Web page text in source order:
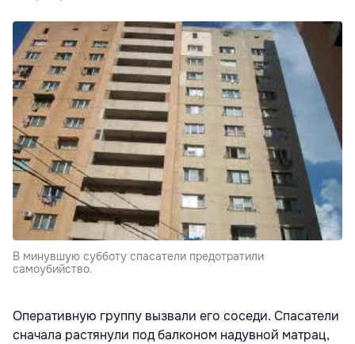
В минувшую субботу спасатели предотратили
самоубийство.
Оперативную группу вызвали его соседи. Спасатели
сначала растянули под балконом надувной матрац,